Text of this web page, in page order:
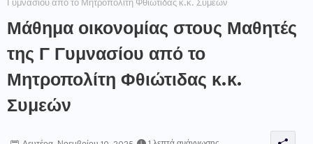
Γυμνασίου από το Μητροπολίτη Φθιώτιδας κ.κ. Συμεών
Μάθημα οικονομίας στους Μαθητές
της Γ Γυμνασίου από το
Μητροπολίτη Φθιώτιδας κ.κ.
Συμεών